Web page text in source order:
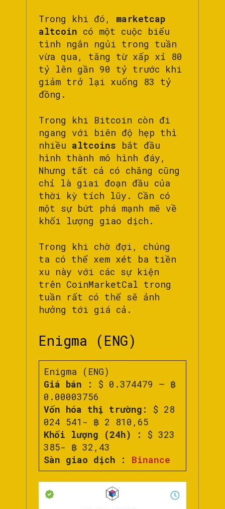
Trong khi đó, marketcap
altcoin có một cuộc biểu
tình ngắn ngủi trong tuần
vừa qua, tăng từ xấp xỉ 80
tỷ lên gần 90 tỷ trước khi
giảm trở lại xuống 83 tỷ
đồng.
Trong khi Bitcoin còn đi
ngang với biên độ hẹp thì
nhiều altcoins bắt đầu
hình thành mô hình đáy,
Nhưng tất cả có chăng cũng
chỉ là giai đoạn đầu của
thời kỳ tích lũy. Cần có
một sự bứt phá mạnh mẽ về
khối lượng giao dịch.
Trong khi chờ đợi, chúng
ta có thể xem xét ba tiền
xu này với các sự kiện
trên CoinMarketCal trong
tuần rất có thể sẽ ảnh
hưởng tới giá cả.
Enigma (ENG)
Enigma (ENG)
Giá bán : $ 0.374479 – ฿
0.00003756
Vốn hóa thị trường: $ 28
024 541- ฿ 2 810,65
Khối lượng (24h) : $ 323
385- ฿ 32,43
Sàn giao dịch : Binance